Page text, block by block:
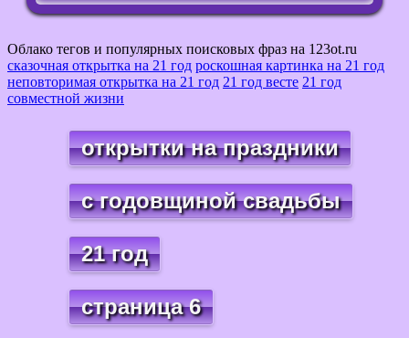
Облако тегов и популярных поисковых фраз на 123ot.ru
сказочная открытка на 21 год роскошная картинка на 21 год
неповторимая открытка на 21 год 21 год весте 21 год
совместной жизни
открытки на праздники
с годовщиной свадьбы
21 год
страница 6